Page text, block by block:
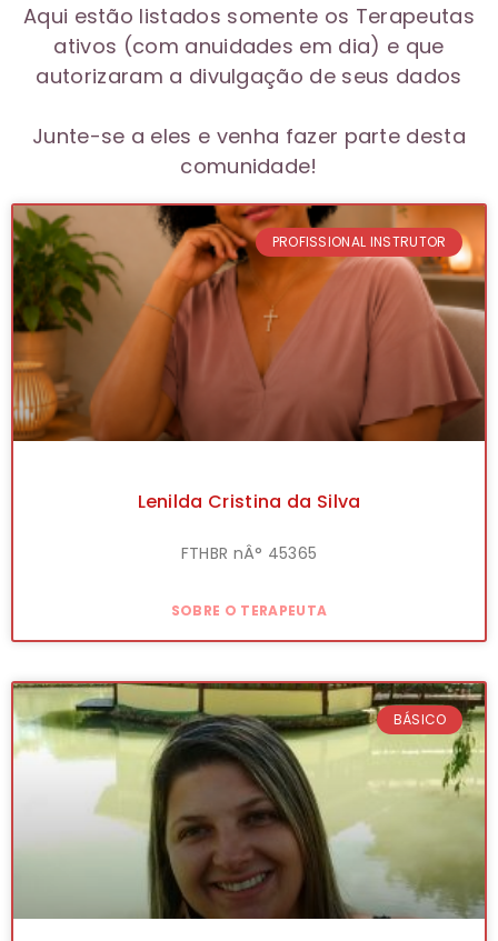
Aqui estão listados somente os Terapeutas
ativos (com anuidades em dia) e que
autorizaram a divulgação de seus dados
Junte-se a eles e venha fazer parte desta
comunidade!
PROFISSIONAL INSTRUTOR
Lenilda Cristina da Silva
FTHBR nÂ° 45365
SOBRE O TERAPEUTA
BÁSICO